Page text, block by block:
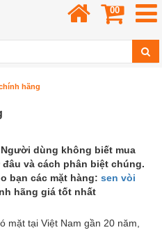
00
hãng
dùng không biết mua
và cách phân biệt chúng.
bạn các mặt hàng: sen vòi
hãng giá tốt nhất
tại Việt Nam gần 20 năm,